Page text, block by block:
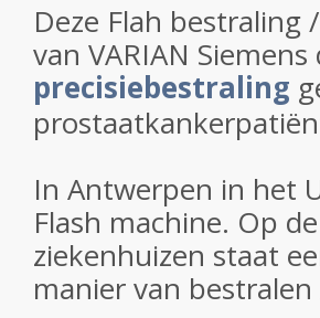
Deze Flah
van VARIAN
precisiebestraling
In Antwerpen in het
Flash machine. Op
ziekenhuizen staat
manier van